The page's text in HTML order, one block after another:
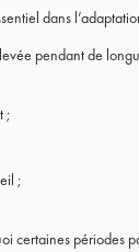
dans
pendant de
;
;
certaines périodes